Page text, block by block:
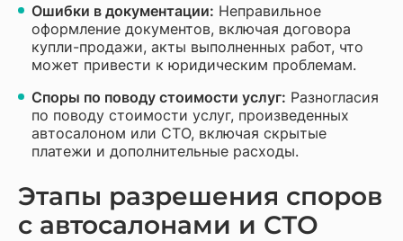
Ошибки в документации: Неправильное
оформление документов, включая договора
купли-продажи, акты выполненных работ, что
может привести к юридическим проблемам.
Споры по поводу стоимости услуг: Разногласия
по поводу стоимости услуг, произведенных
автосалоном или СТО, включая скрытые
платежи и дополнительные расходы.
Этапы разрешения споров
с автосалонами и СТО